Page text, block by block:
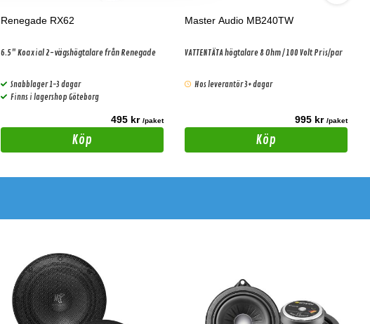
Renegade RX62
6.5" Koaxial 2-vägshögtalare från Renegade
Snabblager 1-3 dagar
Finns i lagershop Göteborg
495 kr /paket
Köp
Master Audio MB240TW
VATTENTÄTA högtalare 8 Ohm / 100 Volt Pris/par
Hos leverantör 3+ dagar
995 kr /paket
Köp